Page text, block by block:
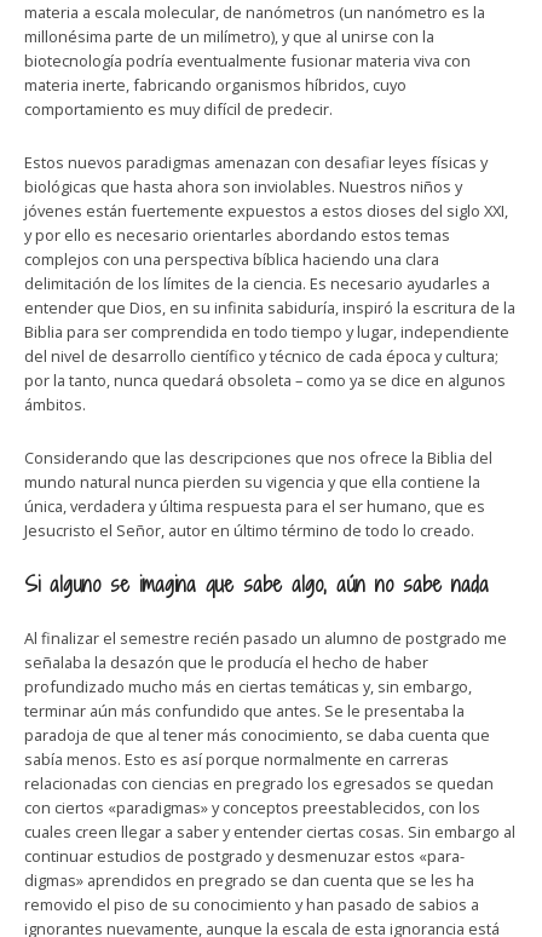
materia a escala molecular, de nanómetros (un nanómetro es la
millonésima parte de un milímetro), y que al unirse con la
biotecnología podría eventualmente fusionar materia viva con
materia inerte, fabricando organismos híbridos, cuyo
comportamiento es muy difícil de predecir.
Estos nuevos paradigmas amenazan con desafiar leyes físicas y
biológicas que hasta ahora son inviolables. Nuestros niños y
jóvenes están fuertemente expuestos a estos dioses del siglo XXI,
y por ello es necesario orientarles abordando estos temas
complejos con una perspectiva bíblica haciendo una clara
delimitación de los límites de la ciencia. Es necesario ayudarles a
entender que Dios, en su infinita sabiduría, inspiró la escritura de la
Biblia para ser comprendida en todo tiempo y lugar, independiente
del nivel de desarrollo científico y técnico de cada época y cultura;
por la tanto, nunca quedará obsoleta – como ya se dice en algunos
ámbitos.
Considerando que las descripciones que nos ofrece la Biblia del
mundo natural nunca pierden su vigencia y que ella contiene la
única, verdadera y última respuesta para el ser humano, que es
Jesucristo el Señor, autor en último término de todo lo creado.
Si alguno se imagina que sabe algo, aún no sabe nada
Al finalizar el semestre recién pasado un alumno de postgrado me
señalaba la desazón que le producía el hecho de haber
profundizado mucho más en ciertas temáticas y, sin embargo,
terminar aún más confundido que antes. Se le presentaba la
paradoja de que al tener más conocimiento, se daba cuenta que
sabía menos. Esto es así porque normalmente en carreras
relacionadas con ciencias en pregrado los egresados se quedan
con ciertos «paradigmas» y conceptos preestablecidos, con los
cuales creen llegar a saber y entender ciertas cosas. Sin embargo al
continuar estudios de postgrado y desmenuzar estos «para-
digmas» aprendidos en pregrado se dan cuenta que se les ha
removido el piso de su conocimiento y han pasado de sabios a
ignorantes nuevamente, aunque la escala de esta ignorancia está